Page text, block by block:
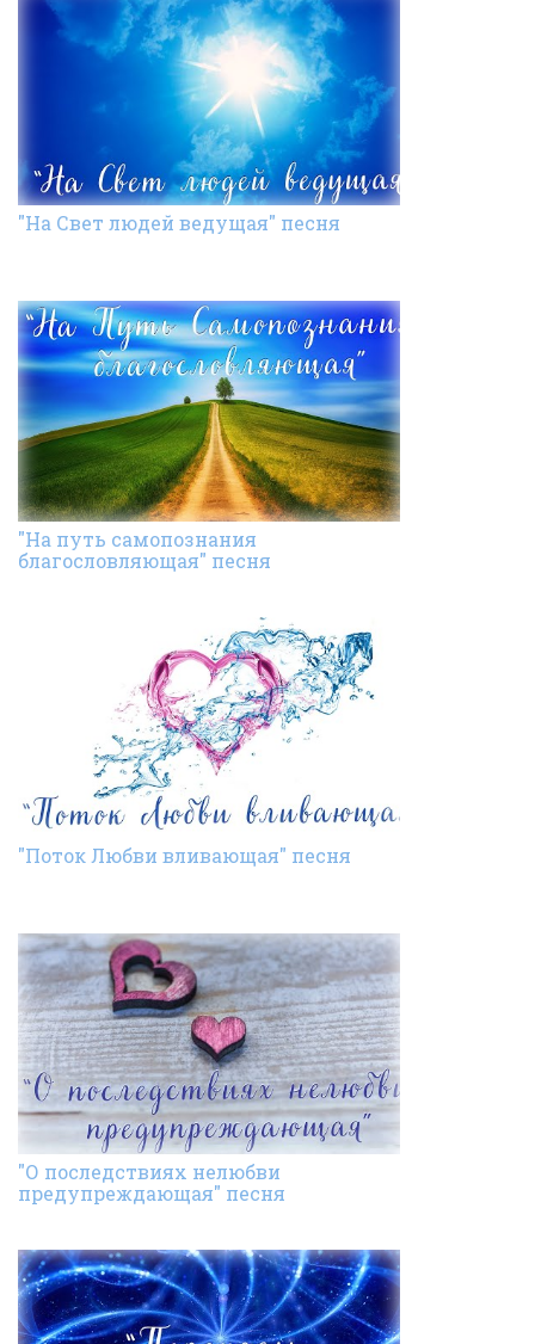
"На Свет людей ведущая" песня
"На путь самопознания
благословляющая" песня
"Поток Любви вливающая" песня
"О последствиях нелюбви
предупреждающая" песня